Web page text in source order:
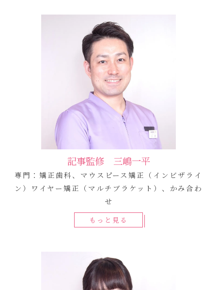
記事監修 三嶋一平
専門：矯正歯科、マウスピース矯正（インビザライ
ン）ワイヤー矯正（マルチブラケット）、かみ合わ
せ
もっと見る